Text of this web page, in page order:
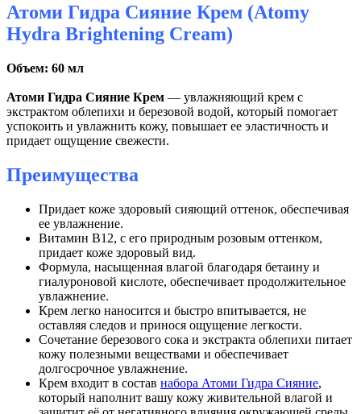
Атоми Гидра Сияние Крем (Atomy
Hydra Brightening Cream)
Объем: 60 мл
Атоми Гидра Сияние Крем — увлажняющий крем с
экстрактом облепихи и березовой водой, который помогает
успокоить и увлажнить кожу, повышает ее эластичность и
придает ощущение свежести.
Преимущества
Придает коже здоровый сияющий оттенок, обеспечивая
ее увлажнение.
Витамин В12, с его природным розовым оттенком,
придает коже здоровый вид.
Формула, насыщенная влагой благодаря бетаину и
гиалуроновой кислоте, обеспечивает продолжительное
увлажнение.
Крем легко наносится и быстро впитывается, не
оставляя следов и принося ощущение легкости.
Сочетание березового сока и экстракта облепихи питает
кожу полезными веществами и обеспечивает
долгосрочное увлажнение.
Крем входит в состав набора Атоми Гидра Сияние,
который наполнит вашу кожу живительной влагой и